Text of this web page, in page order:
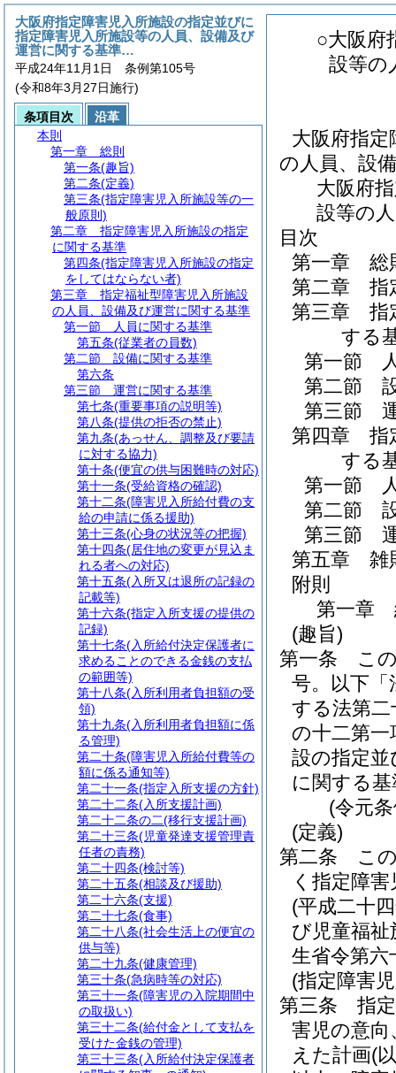
○大阪府
設等の
大阪府指
の人員、設
大阪府
設等の
目次
第一章
総
第二章
指
第三章
指
する
第一節
第二節
第三節
第四章
指
する
第一節
第二節
第三節
第五章
雑
附則
第一章
(趣旨)
第一条
こ
号。以下「
する法第二
の十二第一
設の指定並
に関する
(令元
(定義)
第二条
こ
く指定障
(平成二十
び児童福
生省令第六
(指定障害
第三条
指
害児の意
えた計画(
大阪府指定障害児入所施設の指定並びに
指定障害児入所施設等の人員、設備及び
運営に関する基準…
平成24年11月1日 条例第105号
(令和8年3月27日施行)
条項目次
沿革
本則
第一章
総則
第一条(趣旨)
第二条(定義)
第三条(指定障害児入所施設等の一
般原則)
第二章
指定障害児入所施設の指定
に関する基準
第四条(指定障害児入所施設の指定
をしてはならない者)
第三章
指定福祉型障害児入所施設
の人員、設備及び運営に関する基準
第一節
人員に関する基準
第五条(従業者の員数)
第二節
設備に関する基準
第六条
第三節
運営に関する基準
第七条(重要事項の説明等)
第八条(提供の拒否の禁止)
第九条(あっせん、調整及び要請
に対する協力)
第十条(便宜の供与困難時の対応)
第十一条(受給資格の確認)
第十二条(障害児入所給付費の支
給の申請に係る援助)
第十三条(心身の状況等の把握)
第十四条(居住地の変更が見込ま
れる者への対応)
第十五条(入所又は退所の記録の
記載等)
第十六条(指定入所支援の提供の
記録)
第十七条(入所給付決定保護者に
求めることのできる金銭の支払
の範囲等)
第十八条(入所利用者負担額の受
領)
第十九条(入所利用者負担額に係
る管理)
第二十条(障害児入所給付費等の
額に係る通知等)
第二十一条(指定入所支援の方針)
第二十二条(入所支援計画)
第二十二条の二(移行支援計画)
第二十三条(児童発達支援管理責
任者の責務)
第二十四条(検討等)
第二十五条(相談及び援助)
第二十六条(支援)
第二十七条(食事)
第二十八条(社会生活上の便宜の
供与等)
第二十九条(健康管理)
第三十条(急病時等の対応)
第三十一条(障害児の入院期間中
の取扱い)
第三十二条(給付金として支払を
受けた金銭の管理)
第三十三条(入所給付決定保護者